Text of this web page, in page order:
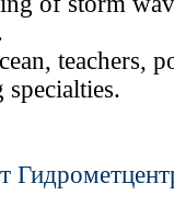
teachers,